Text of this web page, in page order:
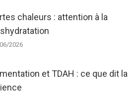
chaleurs : attention à la
2026
et TDAH : ce que dit la